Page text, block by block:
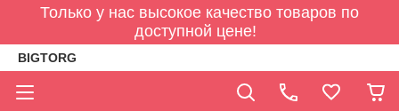
Только у нас высокое качество товаров по
доступной цене!
BIGTORG